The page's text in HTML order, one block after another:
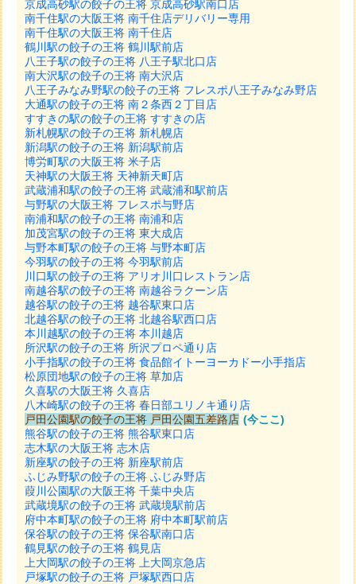
京成高砂駅の餃子の王将 京成高砂駅南口店
南千住駅の大阪王将 南千住店デリバリー専用
南千住駅の大阪王将 南千住店
鶴川駅の餃子の王将 鶴川駅前店
八王子駅の餃子の王将 八王子駅北口店
南大沢駅の餃子の王将 南大沢店
八王子みなみ野駅の餃子の王将 フレスポ八王子みなみ野店
大通駅の餃子の王将 南２条西２丁目店
すすきの駅の餃子の王将 すすきの店
新札幌駅の餃子の王将 新札幌店
新潟駅の餃子の王将 新潟駅前店
博労町駅の大阪王将 米子店
天神駅の大阪王将 天神新天町店
武蔵浦和駅の餃子の王将 武蔵浦和駅前店
与野駅の大阪王将 フレスポ与野店
南浦和駅の餃子の王将 南浦和店
加茂宮駅の餃子の王将 東大成店
与野本町駅の餃子の王将 与野本町店
今羽駅の餃子の王将 今羽駅前店
川口駅の餃子の王将 アリオ川口レストラン店
南越谷駅の餃子の王将 南越谷ラクーン店
越谷駅の餃子の王将 越谷駅東口店
北越谷駅の餃子の王将 北越谷駅西口店
本川越駅の餃子の王将 本川越店
所沢駅の餃子の王将 所沢プロペ通り店
小手指駅の餃子の王将 食品館イトーヨーカドー小手指店
松原団地駅の餃子の王将 草加店
久喜駅の大阪王将 久喜店
八木崎駅の餃子の王将 春日部ユリノキ通り店
戸田公園駅の餃子の王将 戸田公園五差路店 (今ここ)
熊谷駅の餃子の王将 熊谷駅東口店
志木駅の大阪王将 志木店
新座駅の餃子の王将 新座駅前店
ふじみ野駅の餃子の王将 ふじみ野店
葭川公園駅の大阪王将 千葉中央店
武蔵境駅の餃子の王将 武蔵境駅前店
府中本町駅の餃子の王将 府中本町駅前店
保谷駅の餃子の王将 保谷駅南口店
鶴見駅の餃子の王将 鶴見店
上大岡駅の餃子の王将 上大岡京急店
戸塚駅の餃子の王将 戸塚駅西口店